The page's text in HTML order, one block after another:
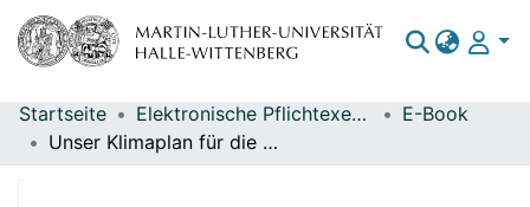
Bereiche & Sammlungen
Startseite Elektronische Pflichtexemplare
E-Book
Unser Klimaplan für die Uni Halle : Maßnahmeempfehlungen von 36 Mitgliedern der MLU zur Treibhausgasreduktion der Universität / Martin-Luther-Universität Halle-Wittenberg